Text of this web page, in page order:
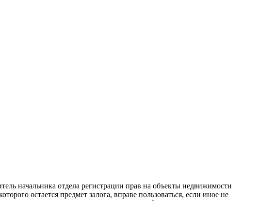
начальника отдела регистрации прав на объекты недвижимости
остается предмет залога, вправе пользоваться, если иное не